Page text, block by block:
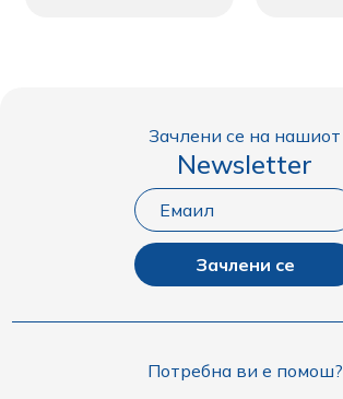
Зачлени се на нашиот
Newsletter
Зачлени се
Потребна ви е помош?